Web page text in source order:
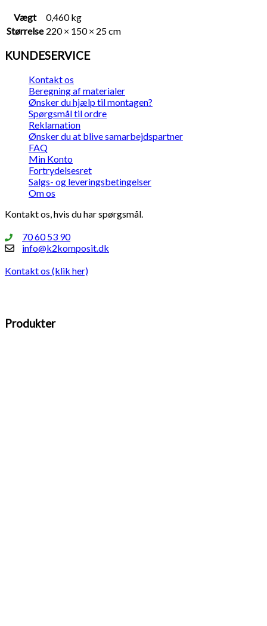
antal
Vægt
0,460 kg
Størrelse 220 × 150 × 25 cm
KUNDESERVICE
Kontakt os
Beregning af materialer
Ønsker du hjælp til montagen?
Spørgsmål til ordre
Reklamation
Ønsker du at blive samarbejdspartner
FAQ
Min Konto
Fortrydelsesret
Salgs- og leveringsbetingelser
Om os
Kontakt os, hvis du har spørgsmål.
70 60 53 90
info@k2komposit.dk
Kontakt os (klik her)
Produkter